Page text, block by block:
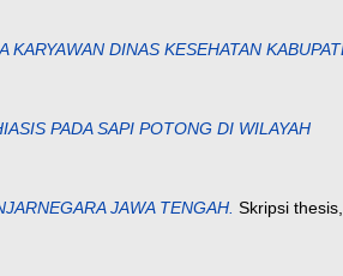
DINAS KESEHATAN
PADA SAPI POTONG DI WILAYAH
JAWA TENGAH. Skripsi thesis,